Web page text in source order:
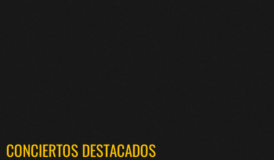
CONCIERTOS DESTACADOS